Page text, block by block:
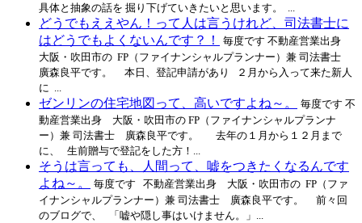
具体と抽象の話を 掘り下げていきたいと思います。 ...
どうでもええやん！って人は言うけれど、司法書士に
はどうでもよくないんです？！
毎度です 不動産営業出身
大阪・吹田市の FP（ファイナンシャルプランナー）兼 司法書士
廣森良平です。 本日、登記申請があり ２月から入って来た新人
に ...
ゼンリンの住宅地図って、高いですよね～。
毎度です 不
動産営業出身 大阪・吹田市の FP（ファイナンシャルプランナ
ー）兼 司法書士 廣森良平です。 去年の１月から１２月まで
に、 生前贈与で登記をした方！...
そうは言っても、人間って、嘘をつきたくなるんです
よね～。
毎度です 不動産営業出身 大阪・吹田市の FP（ファ
イナンシャルプランナー）兼 司法書士 廣森良平です。 前々回
のブログで、 「嘘や隠し事はいけません。」...